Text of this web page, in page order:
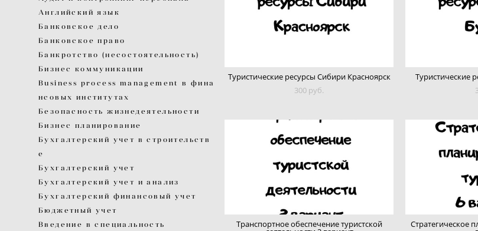
Английский язык
Банковское дело
Банковское право
Банкротство (несостоятельность)
Бизнес коммуникации
Business process management в фина
нсовых институтах
Безопасность жизнедеятельности
Бизнес планирование
Бухгалтерский учет в строительств
е
Бухгалтерский учет
Бухгалтерский учет и анализ
Бухгалтерский финансовый учет
Бюджетный учет
Введение в специальность
Туристические ресурсы Сибири Красноярск
300 pуб.
Туристические
Транспортное обеспечение туристской Стратегическое